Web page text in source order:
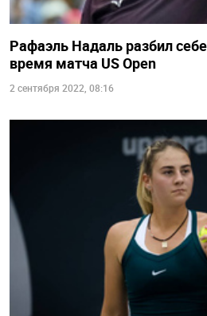
Рафаэль Надаль разбил
время матча US Open
2 сентября 2022, 08:16